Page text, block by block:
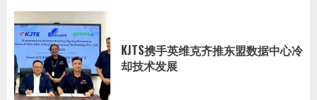
KJTS携手英维克齐推东盟数据中心冷
却技术发展